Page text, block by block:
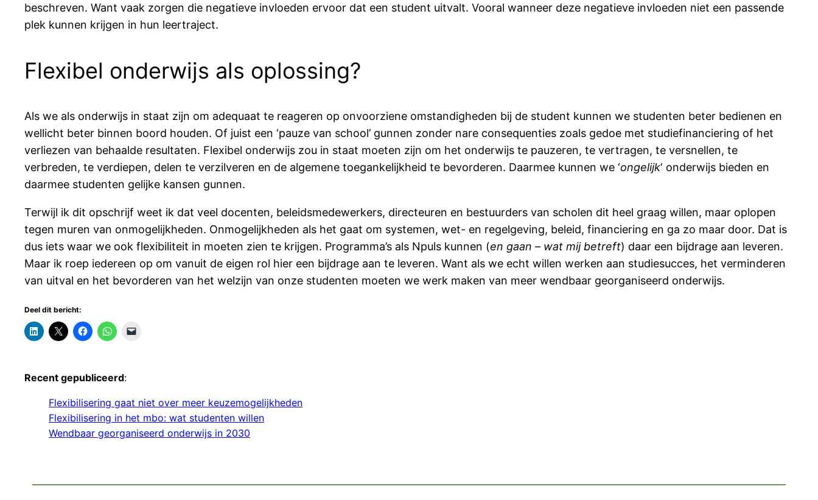
beschreven. Want vaak zorgen die negatieve invloeden ervoor dat een student uitvalt. Vooral wanneer deze negatieve invloeden niet een passende
plek kunnen krijgen in hun leertraject.
Flexibel onderwijs als oplossing?
Als we als onderwijs in staat zijn om adequaat te reageren op onvoorziene omstandigheden bij de student kunnen we studenten beter bedienen en
wellicht beter binnen boord houden. Of juist een ‘pauze van school’ gunnen zonder nare consequenties zoals gedoe met studiefinanciering of het
verliezen van behaalde resultaten. Flexibel onderwijs zou in staat moeten zijn om het onderwijs te pauzeren, te vertragen, te versnellen, te
verbreden, te verdiepen, delen te verzilveren en de algemene toegankelijkheid te bevorderen. Daarmee kunnen we ‘ongelijk‘ onderwijs bieden en
daarmee studenten gelijke kansen gunnen.
Terwijl ik dit opschrijf weet ik dat veel docenten, beleidsmedewerkers, directeuren en bestuurders van scholen dit heel graag willen, maar oplopen
tegen muren van onmogelijkheden. Onmogelijkheden als het gaat om systemen, wet- en regelgeving, beleid, financiering en ga zo maar door. Dat is
dus iets waar we ook flexibiliteit in moeten zien te krijgen. Programma’s als Npuls kunnen (en gaan – wat mij betreft) daar een bijdrage aan leveren.
Maar ik roep iedereen op om vanuit de eigen rol hier een bijdrage aan te leveren. Want als we echt willen werken aan studiesucces, het verminderen
van uitval en het bevorderen van het welzijn van onze studenten moeten we werk maken van meer wendbaar georganiseerd onderwijs.
Deel dit bericht:
Recent gepubliceerd:
Flexibilisering gaat niet over meer keuzemogelijkheden
Flexibilisering in het mbo: wat studenten willen
Wendbaar georganiseerd onderwijs in 2030